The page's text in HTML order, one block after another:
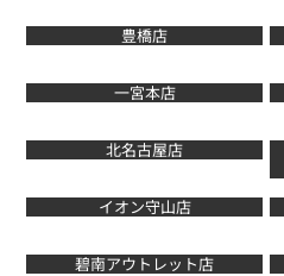
豊橋店
一宮本店
北名古屋店
イオン守山店
碧南アウトレット店